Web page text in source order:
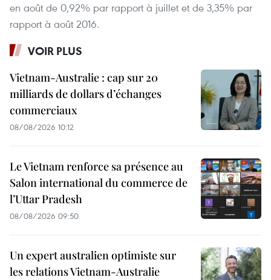
en août de 0,92% par rapport à juillet et de 3,35% par
rapport à août 2016.
VOIR PLUS
Vietnam-Australie : cap sur 20
milliards de dollars d’échanges
commerciaux
08/08/2026 10:12
Le Vietnam renforce sa présence au
Salon international du commerce de
l’Uttar Pradesh
08/08/2026 09:50
Un expert australien optimiste sur
les relations Vietnam-Australie